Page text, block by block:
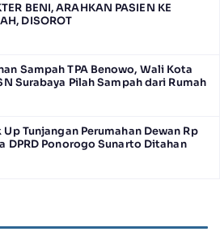
BENI, ARAHKAN PASIEN KE
DISOROT
Sampah TPA Benowo, Wali Kota
Surabaya Pilah Sampah dari Rumah
Tunjangan Perumahan Dewan Rp
DPRD Ponorogo Sunarto Ditahan